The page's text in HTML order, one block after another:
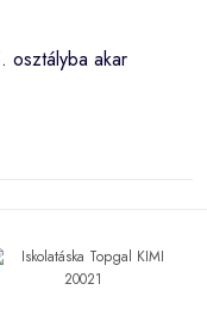
osztályba akar